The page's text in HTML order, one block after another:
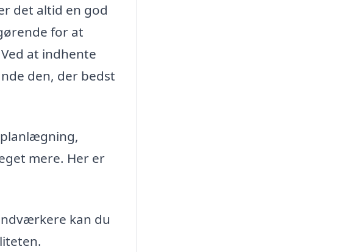
det altid en god
for at
at indhente
den, der bedst
mere. Her er
kan du